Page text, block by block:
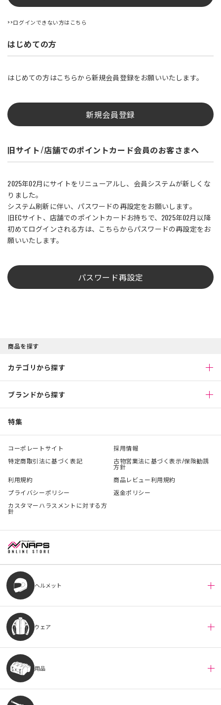
>>ログインできない方はこちら
はじめての方
はじめての方はこちらから新規会員登録をお願いいたします。
新規会員登録
旧サイト/店舗でのポイントカード会員のお客さまへ
2025年02月にサイトをリニューアルし、会員システムが新しくな
りました。
システム刷新に伴い、パスワードの再設定をお願いします。
旧ECサイト、店舗でのポイントカードお持ちで、2025年02月以降
初めてログインされる方は、こちらからパスワードの再設定をお
願いいたします。
パスワード再設定
商品を探す
カテゴリから探す
ブランドから探す
特集
コーポレートサイト
採用情報
特定商取引法に基づく表記
古物営業法に基づく表示/保険勧誘
方針
利用規約
商品レビュー利用規約
プライバシーポリシー
返金ポリシー
カスタマーハラスメントに対する方
針
ヘルメット
ウェア
用品